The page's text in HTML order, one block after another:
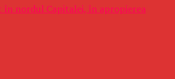
în nordul Capitalei, în apropierea